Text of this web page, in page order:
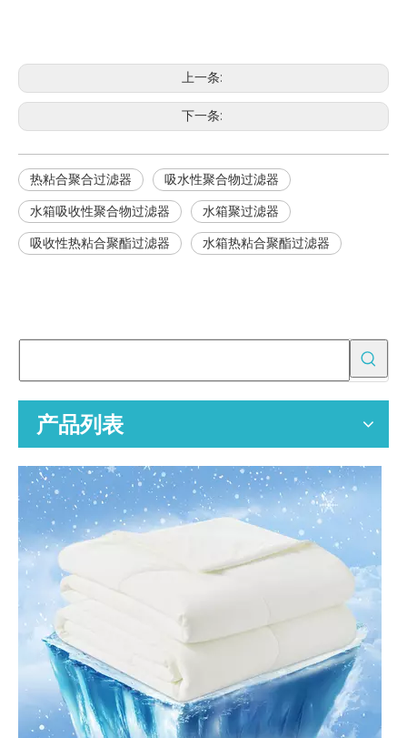
上一条:
下一条:
热粘合聚合过滤器 吸水性聚合物过滤器
水箱吸收性聚合物过滤器 水箱聚过滤器
吸收性热粘合聚酯过滤器 水箱热粘合聚酯过滤器
产品列表
空气净化器替换过滤器的专业 OEM 制造商，为全球分销商、零售